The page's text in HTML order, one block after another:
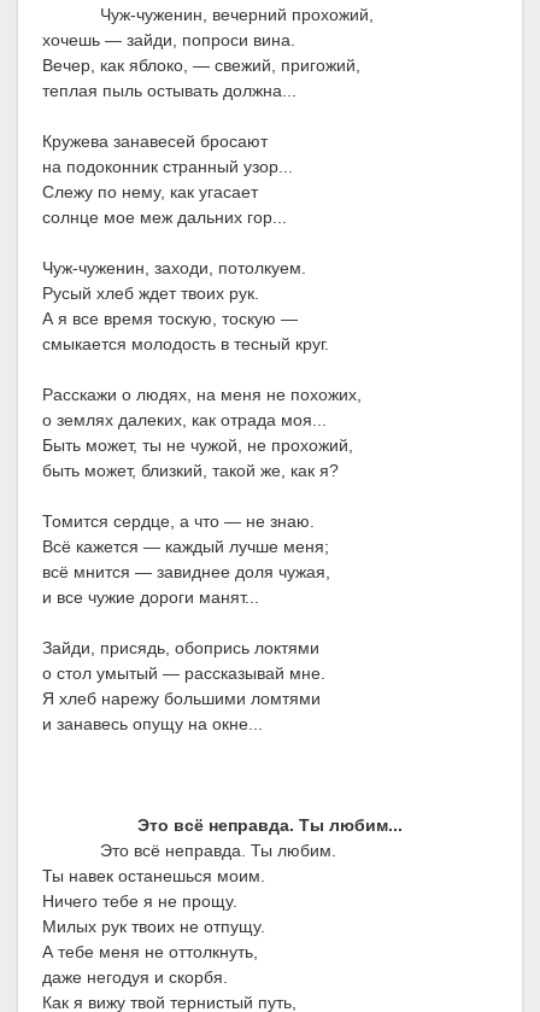
Чуж-чуженин, вечерний прохожий,
хочешь — зайди, попроси вина.
Вечер, как яблоко, — свежий, пригожий,
теплая пыль остывать должна...
Кружева занавесей бросают
на подоконник странный узор...
Слежу по нему, как угасает
солнце мое меж дальних гор...
Чуж-чуженин, заходи, потолкуем.
Русый хлеб ждет твоих рук.
А я все время тоскую, тоскую —
смыкается молодость в тесный круг.
Расскажи о людях, на меня не похожих,
о землях далеких, как отрада моя...
Быть может, ты не чужой, не прохожий,
быть может, близкий, такой же, как я?
Томится сердце, а что — не знаю.
Всё кажется — каждый лучше меня;
всё мнится — завиднее доля чужая,
и все чужие дороги манят...
Зайди, присядь, обопрись локтями
о стол умытый — рассказывай мне.
Я хлеб нарежу большими ломтями
и занавесь опущу на окне...
Это всё неправда. Ты любим...
Это всё неправда. Ты любим.
Ты навек останешься моим.
Ничего тебе я не прощу.
Милых рук твоих не отпущу.
А тебе меня не оттолкнуть,
даже негодуя и скорбя.
Как я вижу твой тернистый путь,